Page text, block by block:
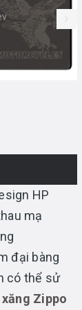
HP
mạ
đại bàng
có thể sử
xăng Zippo